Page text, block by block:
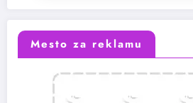
Mesto za reklamu